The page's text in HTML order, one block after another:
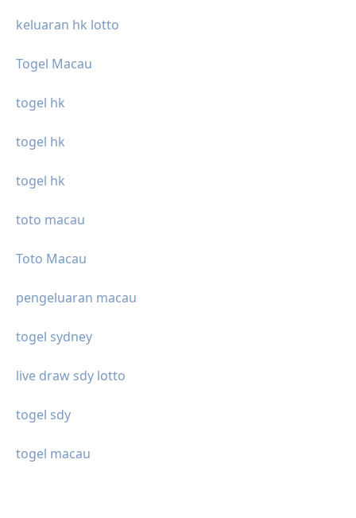
keluaran hk lotto
Togel Macau
togel hk
togel hk
togel hk
toto macau
Toto Macau
pengeluaran macau
togel sydney
live draw sdy lotto
togel sdy
togel macau